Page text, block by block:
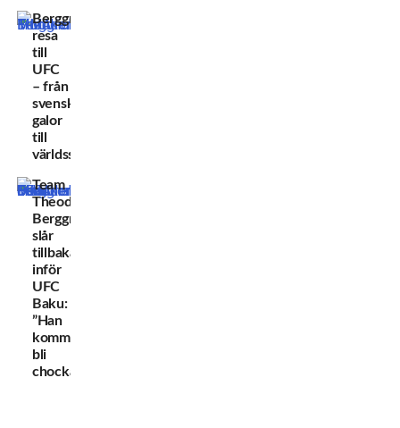
Berggrens
resa
till
UFC
– från
svenska
galor
till
världsscenen
Team
Theodor
Berggren
slår
tillbaka
inför
UFC
Baku:
”Han
kommer
bli
chockad”